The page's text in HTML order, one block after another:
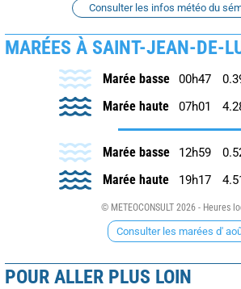
Consulter les infos météo du
MARÉES À SAINT-JEAN-DE-
Marée basse 00h47
Marée haute 07h01
Marée basse 12h59
Marée haute 19h17
© METEOCONSULT 2026 - Heures
Consulter les marées d'
POUR ALLER PLUS LOIN